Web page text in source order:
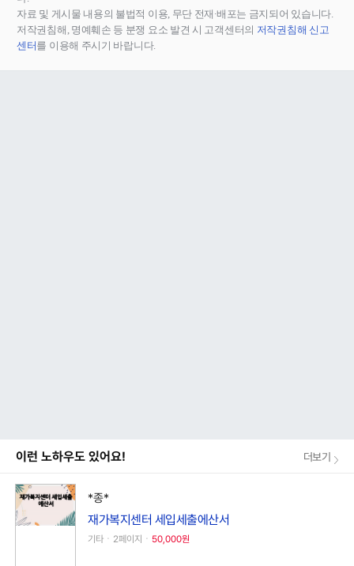
자료 및 게시물 내용의 불법적 이용, 무단 전재∙배포는 금지되어 있습니다.
저작권침해, 명예훼손 등 분쟁 요소 발견 시 고객센터의 저작권침해 신고
센터를 이용해 주시기 바랍니다.
이런 노하우도 있어요! 더보기
*종*
재가복지센터 세입세출에산서
기타ㆍ2페이지ㆍ 50,000원